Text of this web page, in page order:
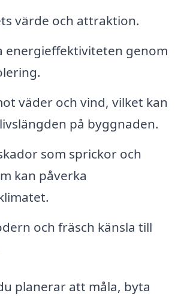
värde och attraktion.
energieffektiviteten genom
väder och vind, vilket kan
på byggnaden.
som sprickor och
kan påverka
och fräsch känsla till
planerar att måla, byta